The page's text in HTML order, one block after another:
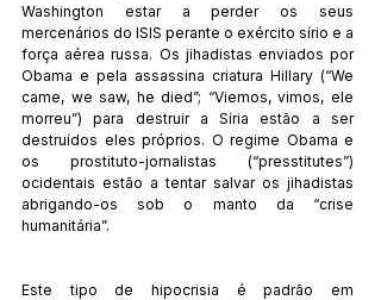
Washington estar a perder os seus
mercenários do ISIS perante o exército sírio e a
força aérea russa. Os jihadistas enviados por
Obama e pela assassina criatura Hillary (“We
came, we saw, he died”; “Viemos, vimos, ele
morreu”) para destruir a Síria estão a ser
destruídos eles próprios. O regime Obama e
os prostituto-jornalistas (“presstitutes”)
ocidentais estão a tentar salvar os jihadistas
abrigando-os sob o manto da “crise
humanitária”.
Este tipo de hipocrisia é padrão em